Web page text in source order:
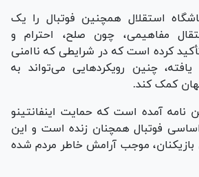
استقلال همچنین فوتبال را یک
مفاهیمی، چون صلح، احترام و
کرده است که در شرایطی که ناامنی
چنین رویکرد‌هایی می‌تواند به
کمک کند.
نامه آمده است که حمایت اینفانتینو
فوتبال همچنان زنده است و این
بازیکنان، موجب آرامش خاطر مردم شده